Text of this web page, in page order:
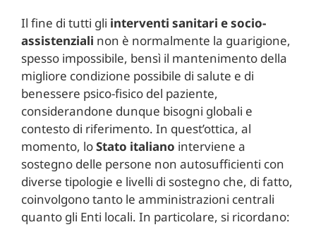
Il fine di tutti gli interventi sanitari e socio-
assistenziali non è normalmente la guarigione,
spesso impossibile, bensì il mantenimento della
migliore condizione possibile di salute e di
benessere psico-fisico del paziente,
considerandone dunque bisogni globali e
contesto di riferimento. In quest’ottica, al
momento, loStato italiano interviene a
sostegno delle persone non autosufficienti con
diverse tipologie e livelli di sostegno che, di fatto,
coinvolgono tanto le amministrazioni centrali
quanto gli Enti locali. In particolare, si ricordano: